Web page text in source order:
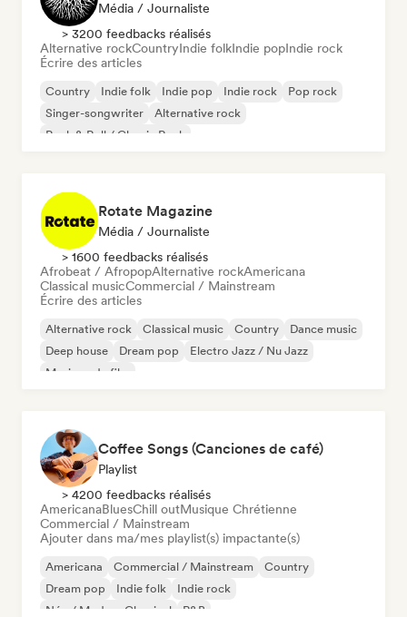
Média / Journaliste
> 3200 feedbacks réalisés
Alternative rockCountryIndie folkIndie popIndie rock
Écrire des articles
Country Indie folk Indie pop Indie rock
Pop rock
Singer-songwriter
Alternative rock
Rock & Roll / Classic Rock
Rotate Magazine
Média / Journaliste
> 1600 feedbacks réalisés
Afrobeat / AfropopAlternative rockAmericana
Classical musicCommercial / Mainstream
Écrire des articles
Alternative rock Classical music Country
Dance music
Deep house
Dream pop
Electro Jazz / Nu Jazz
Musique de film
Coffee Songs (Canciones de café)
Playlist
> 4200 feedbacks réalisés
AmericanaBluesChill outMusique Chrétienne
Commercial / Mainstream
Ajouter dans ma/mes playlist(s) impactante(s)
Americana Commercial / Mainstream
Country
Dream pop
Indie folk
Indie rock
Néo / Modern Classical
R&B